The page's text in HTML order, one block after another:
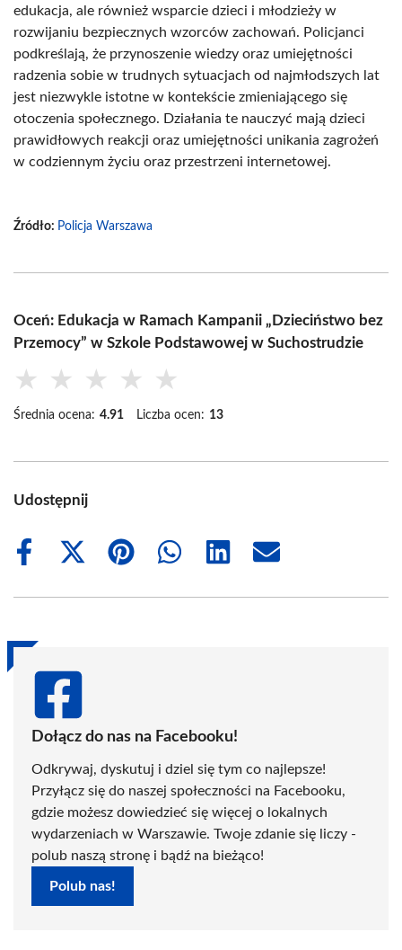
edukacja, ale również wsparcie dzieci i młodzieży w
rozwijaniu bezpiecznych wzorców zachowań. Policjanci
podkreślają, że przynoszenie wiedzy oraz umiejętności
radzenia sobie w trudnych sytuacjach od najmłodszych lat
jest niezwykle istotne w kontekście zmieniającego się
otoczenia społecznego. Działania te nauczyć mają dzieci
prawidłowych reakcji oraz umiejętności unikania zagrożeń
w codziennym życiu oraz przestrzeni internetowej.
Źródło: Policja Warszawa
Oceń: Edukacja w Ramach Kampanii „Dzieciństwo bez
Przemocy” w Szkole Podstawowej w Suchostrudzie
★ ★ ★ ★ ★
Średnia ocena: 4.91 Liczba ocen: 13
Udostępnij
Share
Share
(Twitter)
Share
Share
Share
Share
Dołącz do nas na Facebooku!
Odkrywaj, dyskutuj i dziel się tym co najlepsze!
Przyłącz się do naszej społeczności na Facebooku,
gdzie możesz dowiedzieć się więcej o lokalnych
wydarzeniach w Warszawie. Twoje zdanie się liczy -
polub naszą stronę i bądź na bieżąco!
Polub nas!